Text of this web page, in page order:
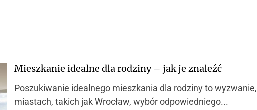
Mieszkanie idealne dla rodziny – jak je znaleźć
Poszukiwanie idealnego mieszkania dla rodziny to
miastach, takich jak Wrocław, wybór odpowiedniego...